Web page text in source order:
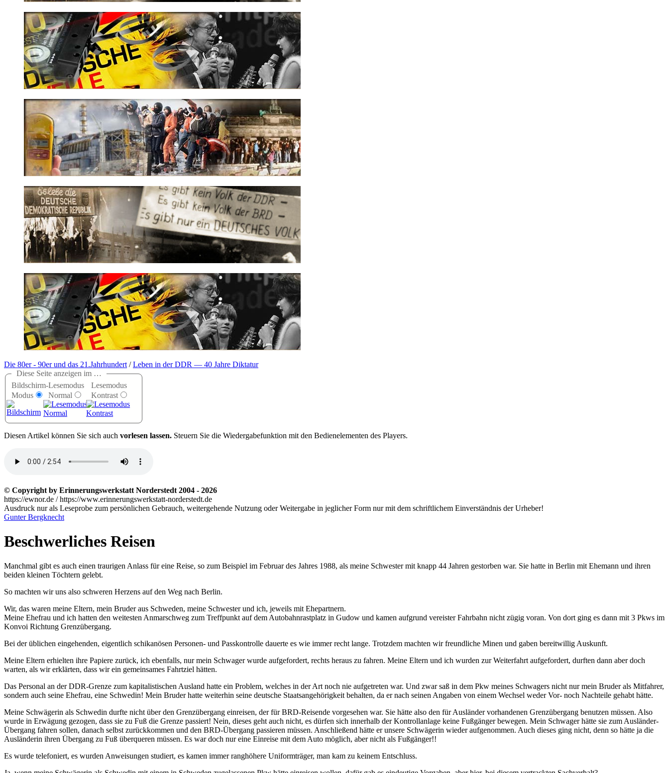
Die 80er - 90er und das 21.Jahrhundert/Leben in der DDR — 40 Jahre Diktatur
Diese Seite anzeigen im …
Bildschirm-
Modus
Lesemodus
Normal
Lesemodus
Kontrast
Diesen Artikel können Sie sich auch vorlesen lassen. Steuern Sie die Wiedergabefunktion mit den Bedienelementen des Players.
© Copyright by Erinnerungswerkstatt Norderstedt 2004 - 2026
https://ewnor.de / https://www.erinnerungswerkstatt-norderstedt.de
Ausdruck nur als Leseprobe zum persönlichen Gebrauch, weitergehende Nutzung oder Weitergabe in jeglicher Form nur mit dem schriftlichem Einverständnis der Urheber!
Gunter Bergknecht
Beschwerliches Reisen
Manchmal gibt es auch einen traurigen Anlass für eine Reise, so zum Beispiel im Februar des Jahres 1988, als meine Schwester mit knapp 44 Jahren gestorben war. Sie hatte in Berlin mit Ehemann und ihren
beiden kleinen Töchtern gelebt.
So machten wir uns also schweren Herzens auf den Weg nach Berlin.
Wir, das waren meine Eltern, mein Bruder aus Schweden, meine Schwester und ich, jeweils mit Ehepartnern.
Meine Ehefrau und ich hatten den weitesten Anmarschweg zum Treffpunkt auf dem Autobahnrastplatz in Gudow und kamen aufgrund vereister Fahrbahn nicht zügig voran. Von dort ging es dann mit 3 Pkws im
Konvoi Richtung Grenzübergang.
Bei der üblichen eingehenden, eigentlich schikanösen Personen- und Passkontrolle dauerte es wie immer recht lange. Trotzdem machten wir freundliche Minen und gaben bereitwillig Auskunft.
Meine Eltern erhielten ihre Papiere zurück, ich ebenfalls, nur mein Schwager wurde aufgefordert, rechts heraus zu fahren. Meine Eltern und ich wurden zur Weiterfahrt aufgefordert, durften dann aber doch
warten, als wir erklärten, dass wir ein gemeinsames Fahrtziel hätten.
Das Personal an der DDR-Grenze zum kapitalistischen Ausland hatte ein Problem, welches in der Art noch nie aufgetreten war. Und zwar saß in dem Pkw meines Schwagers nicht nur mein Bruder als Mitfahrer,
sondern auch seine Ehefrau, eine Schwedin! Mein Bruder hatte weiterhin seine deutsche Staatsangehörigkeit behalten, da er nach seinen Angaben von einem Wechsel weder Vor- noch Nachteile gehabt hätte.
Meine Schwägerin als Schwedin durfte nicht über den Grenzübergang einreisen, der für BRD-Reisende vorgesehen war. Sie hätte also den für Ausländer vorhandenen Grenzübergang benutzen müssen. Also
wurde in Erwägung gezogen, dass sie zu Fuß die Grenze passiert! Nein, dieses geht auch nicht, es dürfen sich innerhalb der Kontrollanlage keine Fußgänger bewegen. Mein Schwager hätte sie zum Ausländer-
Übergang fahren sollen, danach selbst zurückkommen und den BRD-Übergang passieren müssen. Anschließend hätte er unsere Schwägerin wieder aufgenommen. Auch dieses ging nicht, denn so hätte ja die
Ausländerin ihren Übergang zu Fuß überqueren müssen. Es war doch nur eine Einreise mit dem Auto möglich, aber nicht als Fußgänger!!
Es wurde telefoniert, es wurden Anweisungen studiert, es kamen immer ranghöhere Uniformträger, man kam zu keinem Entschluss.